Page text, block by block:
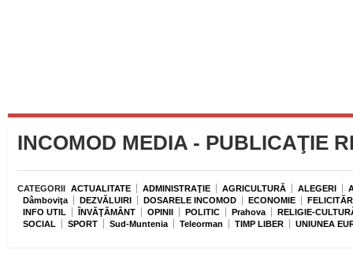
INCOMOD MEDIA - PUBLICAŢIE
CATEGORII ACTUALITATE ADMINISTRAŢIE AGRICULTURĂ ALEGERI
Dâmboviţa
DEZVĂLUIRI DOSARELE INCOMOD ECONOMIE
INFO UTIL
ÎNVĂŢĂMÂNT OPINII POLITIC Prahova
RELIGIE-
SOCIAL
SPORT Sud-Muntenia Teleorman TIMP LIBER UNIUNEA